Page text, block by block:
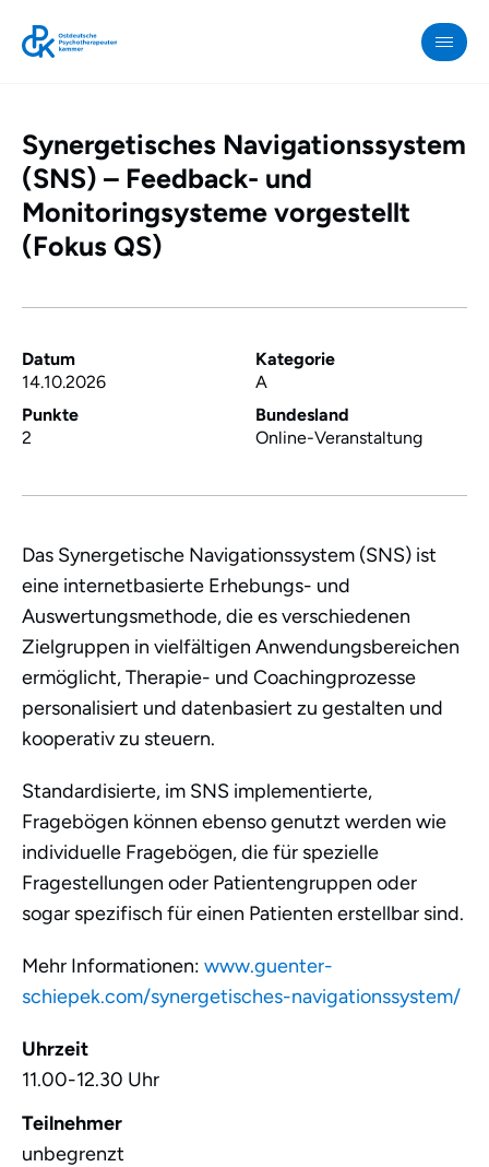
OPK
Synergetisches
Navigationssystem
(SNS)
und
Monitoringsysteme
vorgestellt
(Fokus
Synergetisches Navigationssystem
(SNS) – Feedback- und
Monitoringsysteme vorgestellt
(Fokus QS)
Datum
14.10.2026
Kategorie
A
Punkte
2
Bundesland
Online-Veranstaltung
Das Synergetische Navigationssystem (SNS) ist
eine internetbasierte Erhebungs- und
Auswertungsmethode, die es verschiedenen
Zielgruppen in vielfältigen Anwendungsbereichen
ermöglicht, Therapie- und Coachingprozesse
personalisiert und datenbasiert zu gestalten und
kooperativ zu steuern.
Standardisierte, im SNS implementierte,
Fragebögen können ebenso genutzt werden wie
individuelle Fragebögen, die für spezielle
Fragestellungen oder Patientengruppen oder
sogar spezifisch für einen Patienten erstellbar sind.
Mehr Informationen: www.guenter-
schiepek.com/synergetisches-navigationssystem/
Uhrzeit
11.00-12.30 Uhr
Teilnehmer
unbegrenzt